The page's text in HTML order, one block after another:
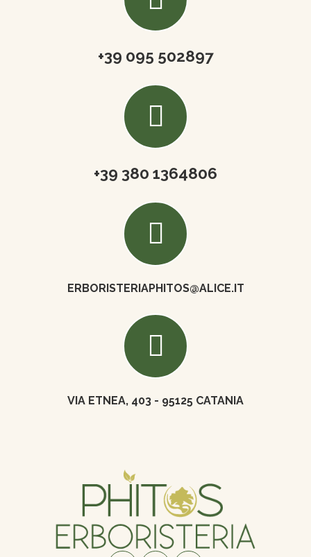
+39 095 502897
+39 380 1364806
ERBORISTERIAPHITOS@ALICE.IT
VIA ETNEA, 403 - 95125 CATANIA